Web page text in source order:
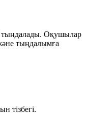
тыңдалады. Оқушылар
тыңдалымға
тізбегі.